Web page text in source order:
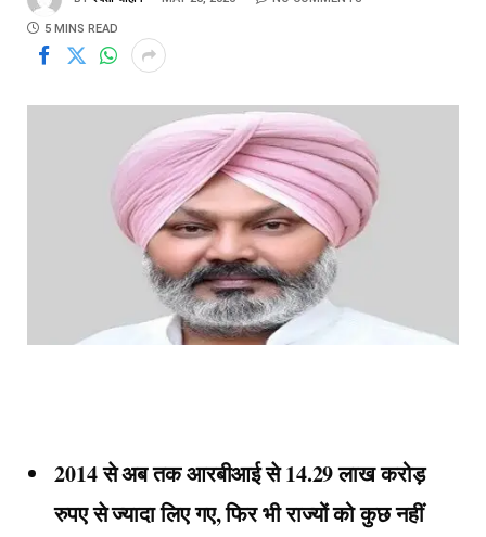
5 MINS READ
2014 से अब तक आरबीआई से 14.29 लाख करोड़
रुपए से ज्यादा लिए गए, फिर भी राज्यों को कुछ नहीं